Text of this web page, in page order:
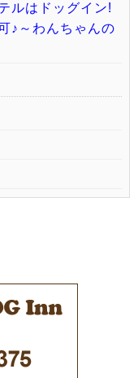
ルはドッグイン!
♪～わんちゃんの